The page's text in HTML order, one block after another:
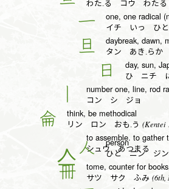
わた.る コウ わたる
一 one, one radical
イチ いっ ひ
旦 daybreak, dawn,
タン あき.らか
日 day, sun,
ひ ニチ
number one, line, rod
コン シ ジョ
侖 think, be methodical
リン ロン おも.う (Kentei
to assemble. to gather
シュウ あつまる
人 person
ひと ニン ジン
冊 tome, counter for
サツ サク ふみ (6th,